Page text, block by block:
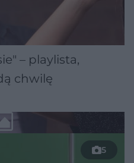
– playlista,
chwilę
5